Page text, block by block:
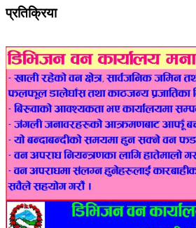
प्रतिक्रिया